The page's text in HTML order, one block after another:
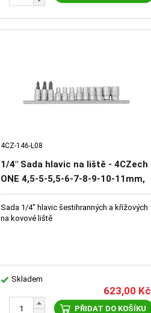
4CZ-146-L08
1/4" Sada hlavic na liště - 4CZech
ONE 4,5-5-5,5-6-7-8-9-10-11mm,
zástrčné hlavice PH1-PH2-PH3
Sada 1/4" hlavic šestihranných a křížových
na kovové liště
Skladem
623,00 Kč
PŘIDAT DO KOŠÍKU